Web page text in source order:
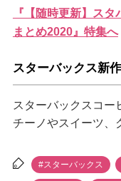
『【随時更新】ス
まとめ2020』特集へ
スターバックス新
スターバックスコー
チーノやスイーツ、
#スターバックス